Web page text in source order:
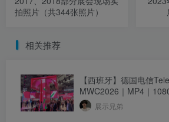
拍照片（共344张照片）
相关推荐
【西班牙】德国电信
MWC2026｜MP4｜
展示兄弟